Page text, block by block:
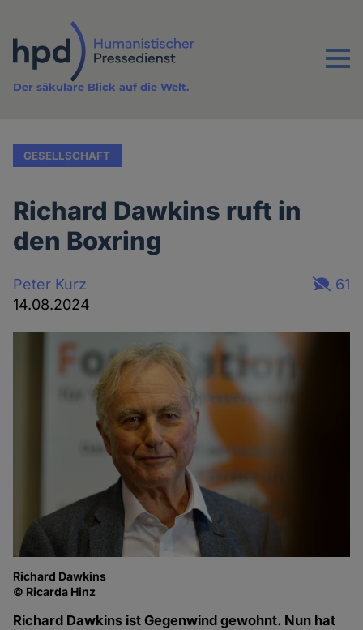
Inhalt
Menu
Der säkulare Blick auf die Welt.
GESELLSCHAFT
Richard Dawkins ruft in
den Boxring
Peter Kurz
14.08.2024
61
Richard Dawkins
© Ricarda Hinz
Richard Dawkins ist Gegenwind gewohnt. Nun hat